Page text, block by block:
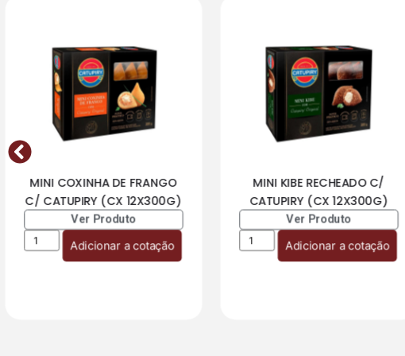
MINI COXINHA DE FRANGO
C/ CATUPIRY (CX 12X300G)
Ver Produto
Adicionar a cotação
MINI KIBE RECHEADO C/
CATUPIRY (CX 12X300G)
Ver Produto
Adicionar a cotação